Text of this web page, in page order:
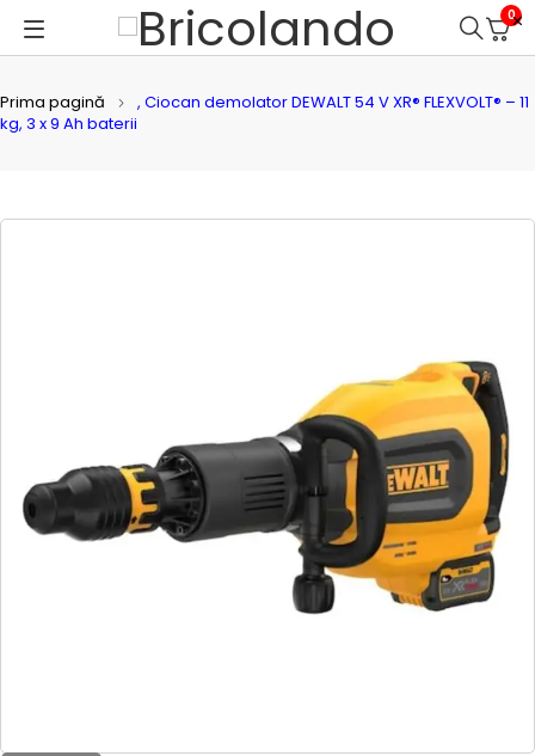
0
Prima pagină
, Ciocan demolator DEWALT 54 V XR® FLEXVOLT® – 11
kg, 3 x 9 Ah baterii